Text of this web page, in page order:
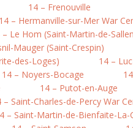
14 – Frenouville
14 – Hermanville-sur-Mer War
– Le Hom (Saint-Martin-de-
Mauger (Saint-Crespin)
des-Loges)
14 –
14 – Noyers-Bocage
14 – Putot-en-Auge
– Saint-Charles-de-Percy War
– Saint-Martin-de-Bienfaite-La-